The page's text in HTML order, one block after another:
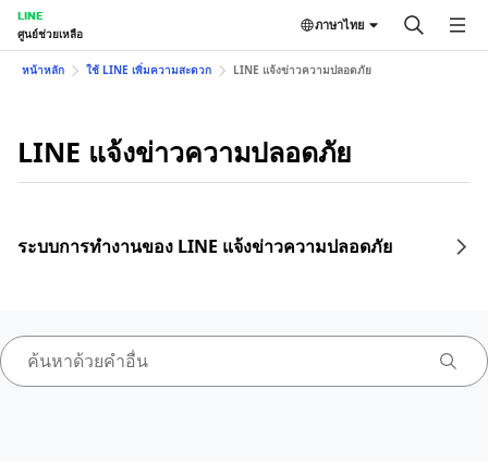
LINE
ศูนย์ช่วยเหลือ
ภาษาไทย
หน้าหลัก ใช้ LINE เพิ่มความสะดวก LINE แจ้งข่าวความปลอดภัย
LINE แจ้งข่าวความปลอดภัย
ระบบการทำงานของ LINE แจ้งข่าวความปลอดภัย